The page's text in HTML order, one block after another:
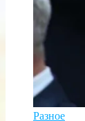
Разное